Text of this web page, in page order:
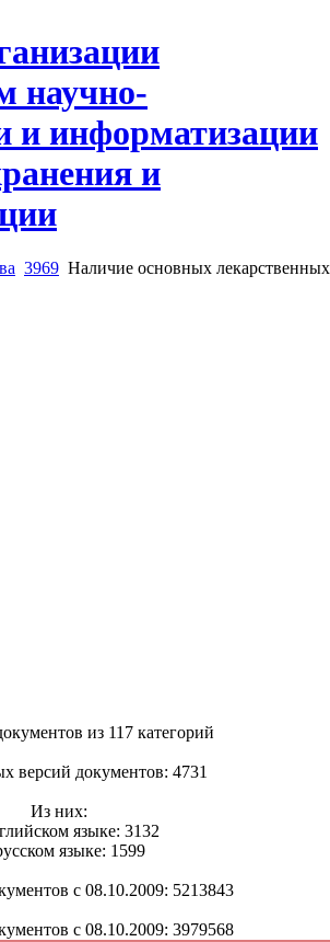
3969 Наличие основных
из 117 категорий
версий документов: 4731
Из них:
языке: 3132
языке: 1599
с 08.10.2009: 5213843
с 08.10.2009: 3979568